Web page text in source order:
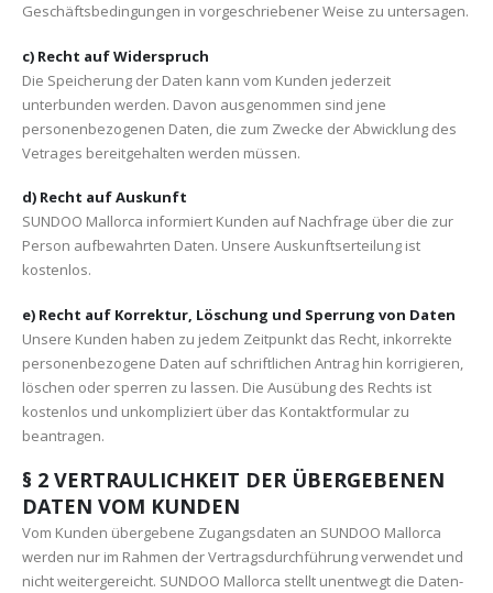
Geschäftsbedingungen in vorgeschriebener Weise zu untersagen.
c) Recht auf Widerspruch
Die Speicherung der Daten kann vom Kunden jederzeit
unterbunden werden. Davon ausgenommen sind jene
personenbezogenen Daten, die zum Zwecke der Abwicklung des
Vetrages bereitgehalten werden müssen.
d) Recht auf Auskunft
SUNDOO Mallorca informiert Kunden auf Nachfrage über die zur
Person aufbewahrten Daten. Unsere Auskunftserteilung ist
kostenlos.
e) Recht auf Korrektur, Löschung und Sperrung von Daten
Unsere Kunden haben zu jedem Zeitpunkt das Recht, inkorrekte
personenbezogene Daten auf schriftlichen Antrag hin korrigieren,
löschen oder sperren zu lassen. Die Ausübung des Rechts ist
kostenlos und unkompliziert über das Kontaktformular zu
beantragen.
§ 2 VERTRAULICHKEIT DER ÜBERGEBENEN
DATEN VOM KUNDEN
Vom Kunden übergebene Zugangsdaten an SUNDOO Mallorca
werden nur im Rahmen der Vertragsdurchführung verwendet und
nicht weitergereicht. SUNDOO Mallorca stellt unentwegt die Daten-